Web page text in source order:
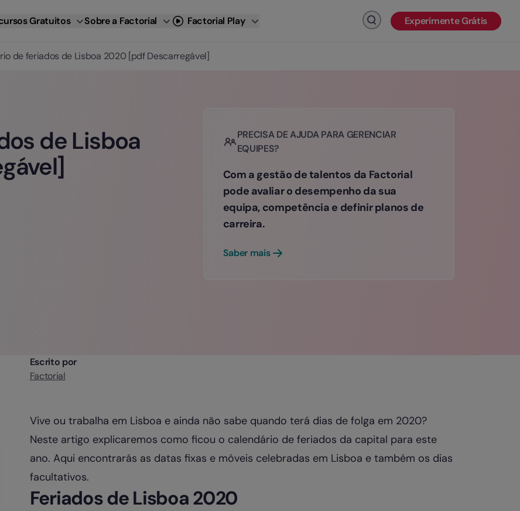
Gratuitos Sobre a Factorial Factorial Play Clique para pesquisar
Experimente Grátis
de feriados de Lisboa 2020 [pdf Descarregável]
de Lisboa
PRECISA DE AJUDA PARA GERENCIAR
EQUIPES?
Com a gestão de talentos da Factorial
pode avaliar o desempenho da sua
equipa, competência e definir planos de
carreira.
Saber mais
Escrito por
Factorial
Vive ou trabalha em Lisboa e ainda não sabe quando terá dias de folga em 2020?
Neste artigo explicaremos como ficou o calendário de feriados da capital para este
ano. Aqui encontrarás as datas fixas e móveis celebradas em Lisboa e também os dias
facultativos.
Feriados de Lisboa 2020